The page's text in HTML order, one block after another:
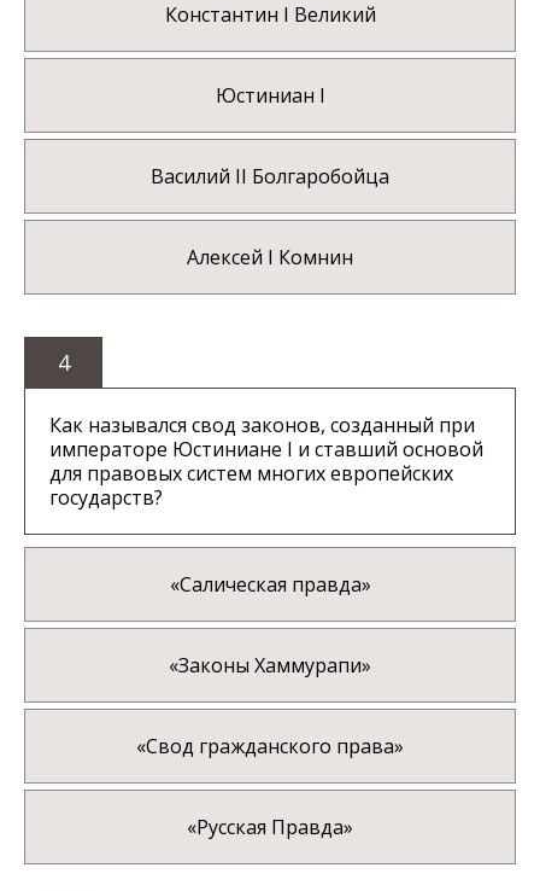
Константин I Великий
Юстиниан I
Василий II Болгаробойца
Алексей I Комнин
4
Как назывался свод законов, созданный при
императоре Юстиниане I и ставший основой
для правовых систем многих европейских
государств?
«Салическая правда»
«Законы Хаммурапи»
«Свод гражданского права»
«Русская Правда»